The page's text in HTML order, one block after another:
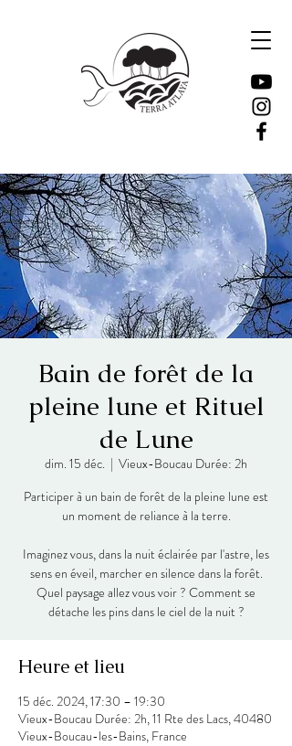
Bain de forêt de la
pleine lune et Rituel
de Lune
dim. 15 déc.
  |
Vieux-Boucau Durée: 2h
Participer à un bain de forêt de la pleine lune est
un moment de reliance à la terre.
Imaginez vous, dans la nuit éclairée par l'astre, les
sens en éveil, marcher en silence dans la forêt.
Quel paysage allez vous voir ? Comment se
détache les pins dans le ciel de la nuit ?
Heure et lieu
15 déc. 2024, 17:30 – 19:30
Vieux-Boucau Durée: 2h, 11 Rte des Lacs, 40480
Vieux-Boucau-les-Bains, France